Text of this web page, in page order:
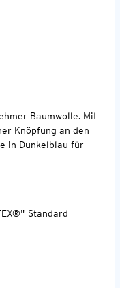
Baumwolle. Mit
Knöpfung an den
in Dunkelblau für
Standard